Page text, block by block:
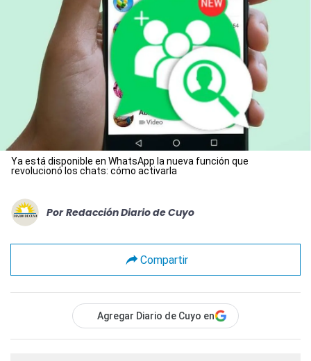
Ya está disponible en WhatsApp la nueva función que
revolucionó los chats: cómo activarla
Por Redacción Diario de Cuyo
Compartir
Agregar Diario de Cuyo en